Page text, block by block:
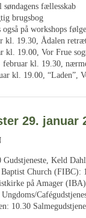
fællesskab
brugsbog
på workshops
kl. 19.30, Ådalen
kl. 19.00, Vor Frue
februar kl. 19.30,
kl. 19.00, “Laden”,
29. januar
Keld
Church (FIBC):
på Amager
10.30